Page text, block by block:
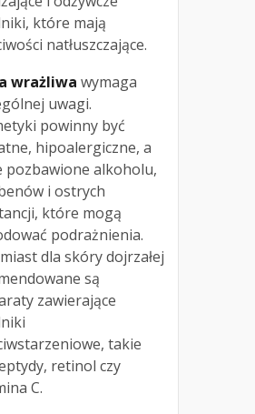
które mają
natłuszczające.
wrażliwa wymaga
uwagi.
powinny być
hipoalergiczne, a
pozbawione alkoholu,
i ostrych
które mogą
podrażnienia.
dla skóry dojrzałej
są
zawierające
takie
retinol czy
C.